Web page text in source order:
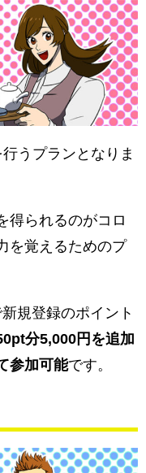
うプランとなりま
得られるのがコロ
を覚えるためのプ
規登録のポイント
分5,000円を追加
参加可能です。